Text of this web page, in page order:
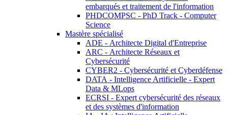
embarqués et traitement de l'information
PHDCOMPSC - PhD Track - Computer
Science
Mastère spécialisé
ADE - Architecte Digital d'Entreprise
ARC - Architecte Réseaux et
Cybersécurité
CYBER2 - Cybersécurité et Cyberdéfense
DATA - Intelligence Artificielle - Expert
Data & MLops
ECRSI - Expert cybersécurité des réseaux
et des systèmes d'information